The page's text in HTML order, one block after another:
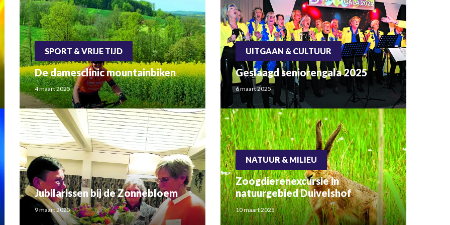
SPORT & VRIJE TIJD
De damesclinic mountainbiken
4 maart 2025
UITGAAN & CULTUUR
Geslaagd seniorengala 2025
6 maart 2025
Jubilarissen bij de Zonnebloem
9 maart 2025
NATUUR & MILIEU
Zoogdierenexcursie in
natuurgebied Duivelshof
10 maart 2025